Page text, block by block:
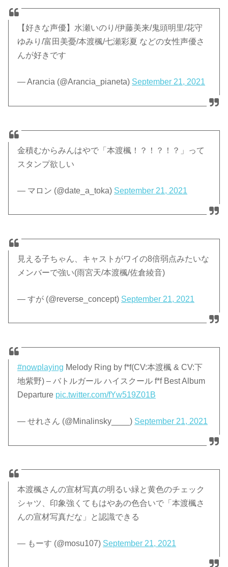
【好きな声優】水瀬いのり/伊藤美来/鬼頭明里/花守
ゆみり/富田美憂/本渡楓/七瀬彩夏 などの女性声優さ
んが好きです
— Arancia (@Arancia_pianeta) September 21, 2021
金積むからみんはやで「本渡楓！？！？！？」って
スタンプ欲しい
— マロン (@date_a_toka) September 21, 2021
見える子ちゃん、キャストがワイの8倍弱点みたいな
メンバーで強い(雨宮天/本渡楓/佐倉綾音)
— すが (@reverse_concept) September 21, 2021
#nowplaying Melody Ring by f*f(CV:本渡楓 & CV:下
地紫野) – バトルガール ハイスクール f*f Best Album
Departure pic.twitter.com/fYw519Z01B
— せれさん (@Minalinsky____) September 21, 2021
本渡楓さんの宣材写真の明るい緑と黄色のチェック
シャツ、印象強くてもはやあの色合いで「本渡楓さ
んの宣材写真だな」と認識できる
— もーす (@mosu107) September 21, 2021